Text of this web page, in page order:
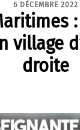
6 DÉCEMBRE 2022
village
droite